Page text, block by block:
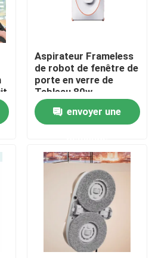
Aspirateur Frameless
de robot de fenêtre de
porte en verre de
Tableau 80w
envoyer une